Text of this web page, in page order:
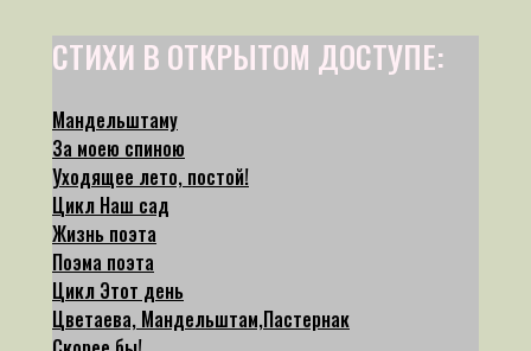
СТИХИ В ОТКРЫТОМ ДОСТУПЕ:
Мандельштаму
За моею спиною
Уходящее лето, постой!
Цикл Наш сад
Жизнь поэта
Поэма поэта
Цикл Этот день
Цветаева, Мандельштам,Пастернак